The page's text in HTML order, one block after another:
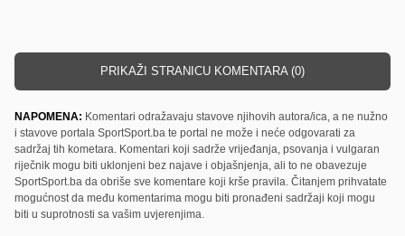
PRIKAŽI STRANICU KOMENTARA (0)
NAPOMENA: Komentari odražavaju stavove njihovih autora/ica, a ne nužno
i stavove portala SportSport.ba te portal ne može i neće odgovarati za
sadržaj tih kometara. Komentari koji sadrže vrijeđanja, psovanja i vulgaran
riječnik mogu biti uklonjeni bez najave i objašnjenja, ali to ne obavezuje
SportSport.ba da obriše sve komentare koji krše pravila. Čitanjem prihvatate
mogućnost da među komentarima mogu biti pronađeni sadržaji koji mogu
biti u suprotnosti sa vašim uvjerenjima.